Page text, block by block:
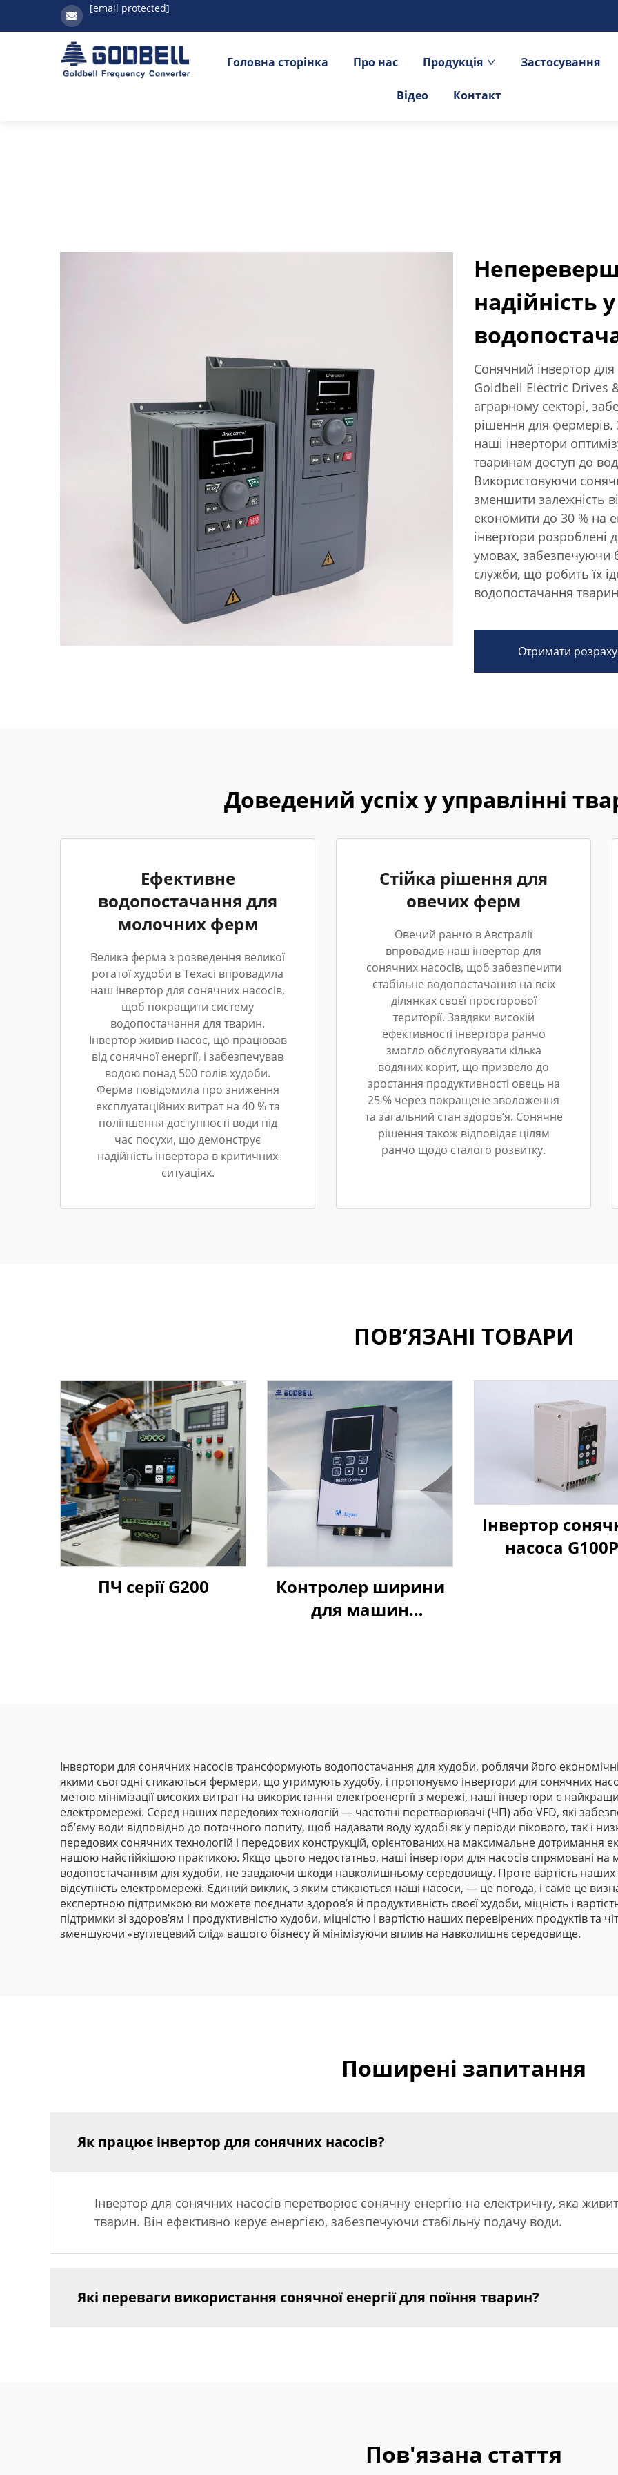
[email protected]
Головна сторінка Про нас Продукція Застосування
Відео Контакт
надійність
Сонячний інвертор
Goldbell Electric Drives
аграрному секторі,
рішення для фермерів.
наші інвертори
тваринам доступ до
Використовуючи
зменшити залежність
економити до 30 % на
інвертори розроблені
умовах, забезпечуючи
служби, що робить їх
водопостачання
Отримати
Доведений успіх у управлінні
Ефективне
водопостачання для
молочних ферм
Велика ферма з розведення великої
рогатої худоби в Техасі впровадила
наш інвертор для сонячних насосів,
щоб покращити систему
водопостачання для тварин.
Інвертор живив насос, що працював
від сонячної енергії, і забезпечував
водою понад 500 голів худоби.
Ферма повідомила про зниження
експлуатаційних витрат на 40 % та
поліпшення доступності води під
час посухи, що демонструє
надійність інвертора в критичних
ситуаціях.
Стійка рішення для
овечих ферм
Овечий ранчо в Австралії
впровадив наш інвертор для
сонячних насосів, щоб забезпечити
стабільне водопостачання на всіх
ділянках своєї просторової
території. Завдяки високій
ефективності інвертора ранчо
змогло обслуговувати кілька
водяних корит, що призвело до
зростання продуктивності овець на
25 % через покращене зволоження
та загальний стан здоров’я. Сонячне
рішення також відповідає цілям
ранчо щодо сталого розвитку.
ПОВ’ЯЗАНІ ТОВАРИ
ПЧ серії G200
Контролер ширини
для машин
Інвертор
насоса
Інвертори для сонячних насосів трансформують водопостачання для худоби, роблячи його
якими сьогодні стикаються фермери, що утримують худобу, і пропонуємо інвертори для сонячних
метою мінімізації високих витрат на використання електроенергії з мережі, наші інвертори є
електромережі. Серед наших передових технологій — частотні перетворювачі (ЧП) або VFD, які
об’єму води відповідно до поточного попиту, щоб надавати воду худобі як у періоди пікового, так і
передових сонячних технологій і передових конструкцій, орієнтованих на максимальне дотримання
нашою найстійкішою практикою. Якщо цього недостатньо, наші інвертори для насосів спрямовані на
водопостачанням для худоби, не завдаючи шкоди навколишньому середовищу. Проте вартість наших
відсутність електромережі. Єдиний виклик, з яким стикаються наші насоси, — це погода, і саме це
експертною підтримкою ви можете поєднати здоров’я й продуктивність своєї худоби, міцність і
підтримки зі здоров’ям і продуктивністю худоби, міцністю і вартістю наших перевірених продуктів
зменшуючи «вуглецевий слід» вашого бізнесу й мінімізуючи вплив на навколишнє середовище.
Поширені запитання
Як працює інвертор для сонячних насосів?
Інвертор для сонячних насосів перетворює сонячну енергію на електричну, яка
тварин. Він ефективно керує енергією, забезпечуючи стабільну подачу води.
Які переваги використання сонячної енергії для поїння тварин?
Пов'язана стаття